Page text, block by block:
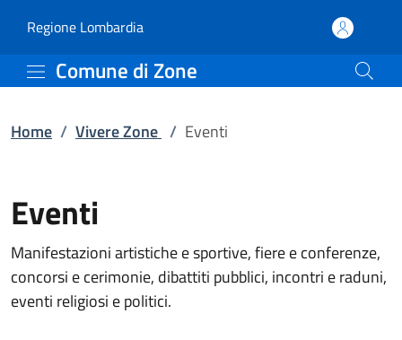
Eventi | Comune di Zone
Regione Lombardia(apre in un'altra scheda).
Comune di Zone
Home / Vivere Zone / Eventi
Eventi
Manifestazioni artistiche e sportive, fiere e conferenze,
concorsi e cerimonie, dibattiti pubblici, incontri e raduni,
eventi religiosi e politici.